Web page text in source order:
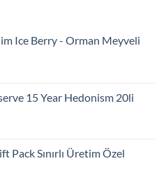
Ice Berry - Orman Meyveli
15 Year Hedonism 20li
Pack Sınırlı Üretim Özel